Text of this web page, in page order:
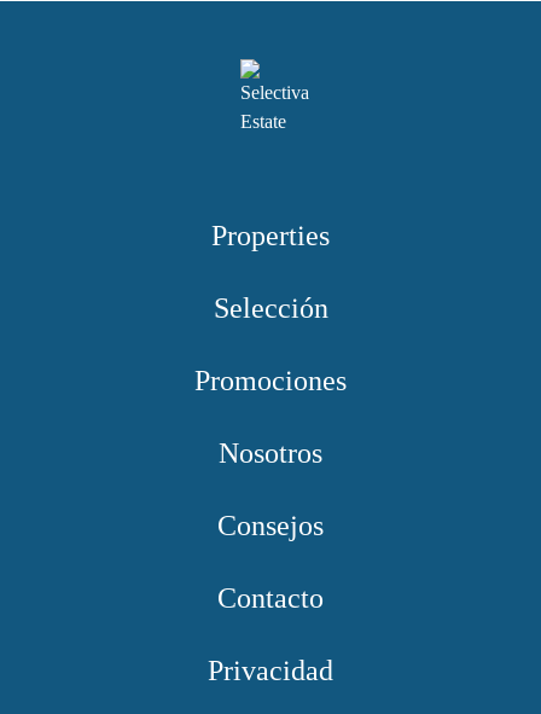
Properties
Selección
Promociones
Nosotros
Consejos
Contacto
Privacidad